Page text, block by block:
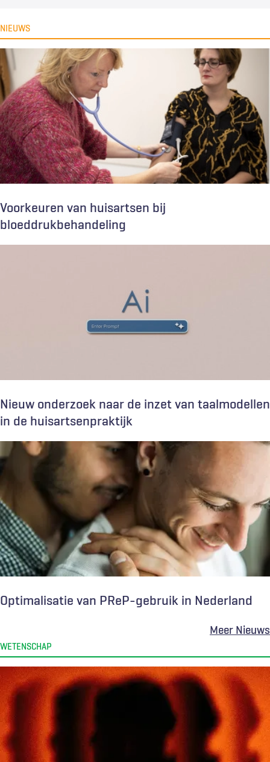
NIEUWS
Voorkeuren van huisartsen bij
bloeddrukbehandeling
Nieuw onderzoek naar de inzet van taalmodellen
in de huisartsenpraktijk
Optimalisatie van PReP-gebruik in Nederland
Meer Nieuws
WETENSCHAP